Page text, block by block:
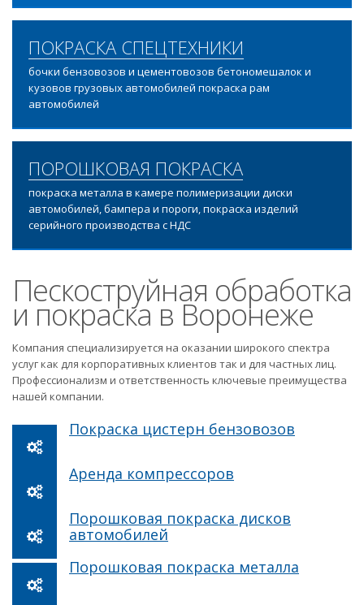
ПОКРАСКА СПЕЦТЕХНИКИ
бочки бензовозов и цементовозов бетономешалок и
кузовов грузовых автомобилей покраска рам
автомобилей
ПОРОШКОВАЯ ПОКРАСКА
покраска металла в камере полимеризации диски
автомобилей, бампера и пороги, покраска изделий
серийного производства с НДС
Пескоструйная обработка
и покраска в Воронеже
Компания специализируется на оказании широкого спектра
услуг как для корпоративных клиентов так и для частных лиц.
Профессионализм и ответственность ключевые преимущества
нашей компании.
Покраска цистерн бензовозов
Аренда компрессоров
Порошковая покраска дисков
автомобилей
Порошковая покраска металла